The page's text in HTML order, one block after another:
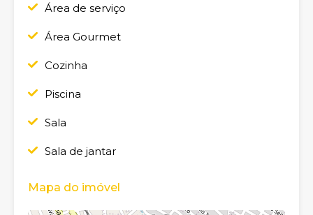
Área de serviço
Área Gourmet
Cozinha
Piscina
Sala
Sala de jantar
Mapa do imóvel